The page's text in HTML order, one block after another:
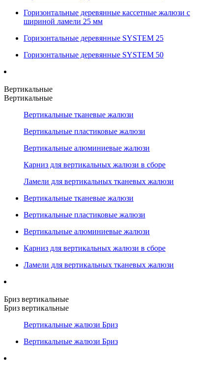
Горизонтальные деревянные кассетные жалюзи с
шириной ламели 25 мм
Горизонтальные деревянные SYSTEM 25
Горизонтальные деревянные SYSTEM 50
Вертикальные
Вертикальные
Вертикальные тканевые жалюзи
Вертикальные пластиковые жалюзи
Вертикальные алюминиевые жалюзи
Карниз для вертикальных жалюзи в сборе
Ламели для вертикальных тканевых жалюзи
Вертикальные тканевые жалюзи
Вертикальные пластиковые жалюзи
Вертикальные алюминиевые жалюзи
Карниз для вертикальных жалюзи в сборе
Ламели для вертикальных тканевых жалюзи
Бриз вертикальные
Бриз вертикальные
Вертикальные жалюзи Бриз
Вертикальные жалюзи Бриз